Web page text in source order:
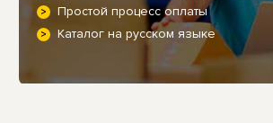
Простой процесс оплаты
Каталог на русском языке